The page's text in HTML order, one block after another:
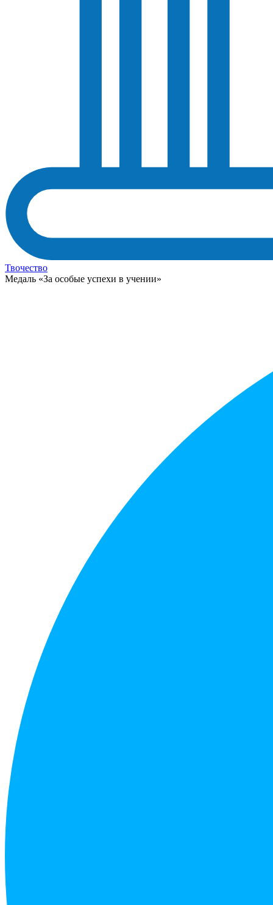
Твочество
Медаль «За особые успехи в учении»